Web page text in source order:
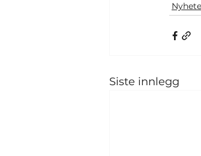
Siste innlegg